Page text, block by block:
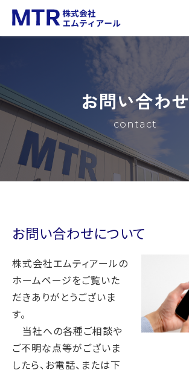
お問い合わせ
contact
お問い合わせについて
株式会社エムティアールの
ホームページをご覧いた
だきありがとうございま
す。
当社への各種ご相談や
ご不明な点等がございま
したら、お電話、または下